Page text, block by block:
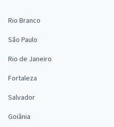
Rio Branco
São Paulo
Rio de Janeiro
Fortaleza
Salvador
Goiânia